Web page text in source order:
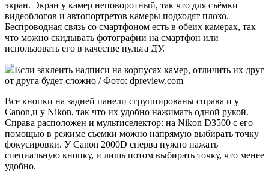
экран. Экран у камер неповоротный, так что для съёмки
видеоблогов и автопортретов камеры подходят плохо.
Беспроводная связь со смартфоном есть в обеих камерах, так
что можно скидывать фотографии на смартфон или
использовать его в качестве пульта ДУ.
Если заклеить надписи на корпусах камер, отличить их друг
от друга будет сложно / Фото: dpreview.com
Все кнопки на задней панели сгруппированы справа и у
Canon,и у Nikon, так что их удобно нажимать одной рукой.
Справа расположен и мультиселектор: на Nikon D3500 c его
помощью в режиме съемки можно напрямую выбирать точку
фокусировки. У Canon 2000D сперва нужно нажать
специальную кнопку, и лишь потом выбирать точку, что менее
удобно.